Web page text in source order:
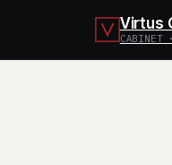
Virtus
CABINET